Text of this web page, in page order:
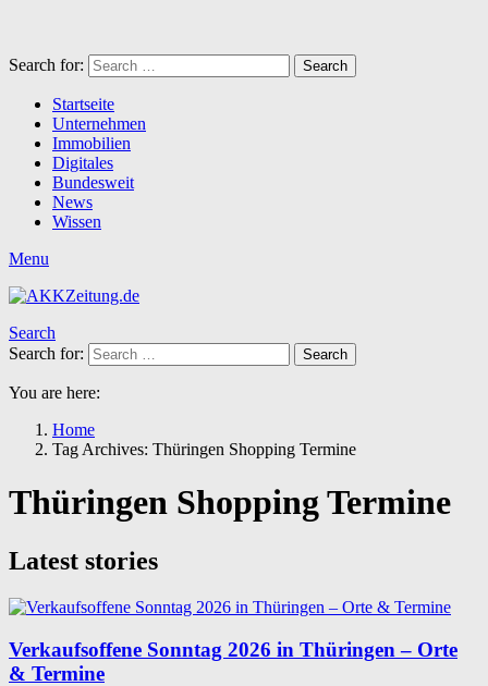
Search for: Search
Startseite
Unternehmen
Immobilien
Digitales
Bundesweit
News
Wissen
Menu
Search
Search for:
Search
You are here:
Home
Tag Archives: Thüringen Shopping Termine
Thüringen Shopping Termine
Latest stories
Verkaufsoffene Sonntag 2026 in Thüringen – Orte
& Termine